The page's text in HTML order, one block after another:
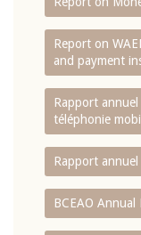
Report on
and payment
Rapport annuel
téléphonie
Rapport annuel
BCEAO Annual